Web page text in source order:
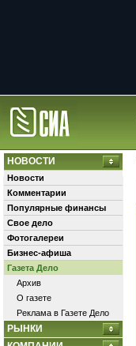
НОВОСТИ
Новости
Комментарии
Популярные финансы
Свое дело
Фотогалереи
Бизнес-афиша
Газета Дело
Архив
О газете
Реклама в Газете Дело
РЫНКИ